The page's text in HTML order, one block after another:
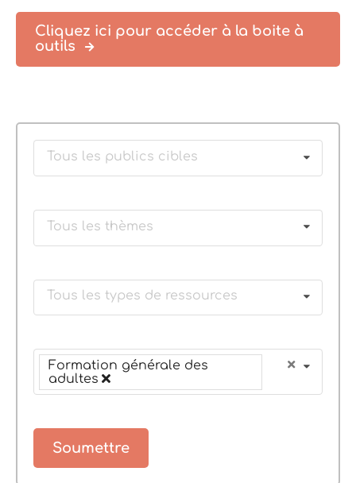
Cliquez ici pour accéder à la boite à
outils
Tous les publics cibles
Tous les thèmes
Tous les types de ressources
Formation générale des
adultes